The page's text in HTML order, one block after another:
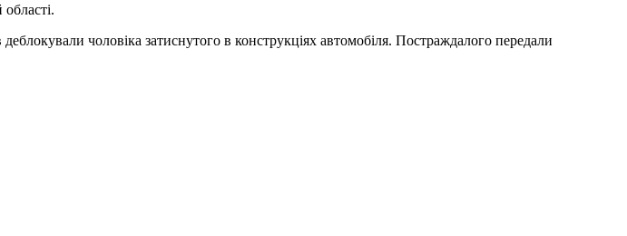
чоловіка затиснутого в конструкціях автомобіля. Постраждалого передали